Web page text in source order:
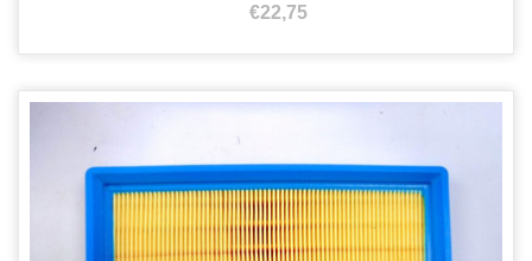
€22,75